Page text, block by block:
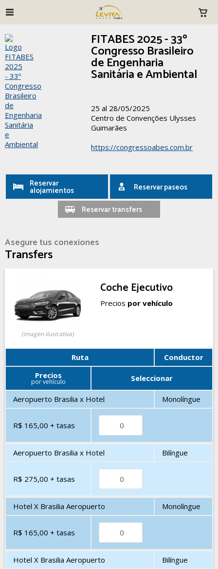
FITABES 2025 - 33º
Congresso Brasileiro
de Engenharia
Sanitária e Ambiental
25 al 28/05/2025
Centro de Convenções Ulysses
Guimarães
https://congressoabes.com.br
Reservar
alojamientos
Reservar paseos
Reservar transfers
Asegure tus conexiones
Transfers
(imagen ilustrativa)
Coche Ejecutivo
Precios por vehículo
Ruta
Conductor
Precios
por vehículo Seleccionar
Aeropuerto Brasilia x Hotel Monolíngue
R$ 165,00 + tasas
Aeropuerto Brasilia x Hotel Bilíngue
R$ 275,00 + tasas
Hotel X Brasilia Aeropuerto Monolíngue
R$ 165,00 + tasas
Hotel X Brasilia Aeropuerto Bilíngue